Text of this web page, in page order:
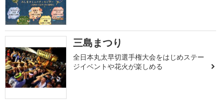
三島まつり
全日本丸太早切選手権大会をはじめステー
ジイベントや花火が楽しめる